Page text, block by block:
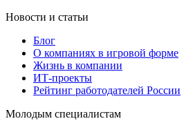
Новости и статьи
Блог
О компаниях в игровой форме
Жизнь в компании
ИТ-проекты
Рейтинг работодателей России
Молодым специалистам